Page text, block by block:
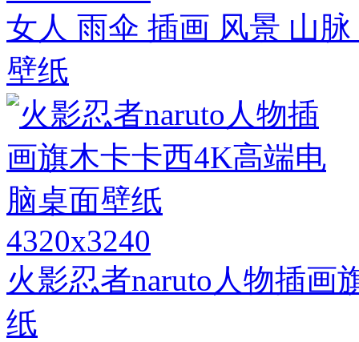
女人 雨伞 插画 风景 山
壁纸
4320x3240
火影忍者naruto人物插画
纸